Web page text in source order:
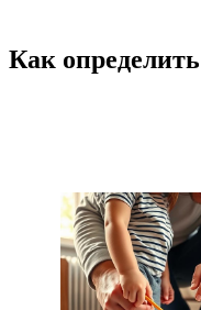
Как